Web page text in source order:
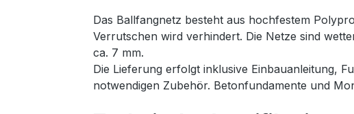
Das Ballfangnetz besteht aus hochfestem
Verrutschen wird verhindert. Die Netze sind
ca. 7 mm.
Die Lieferung erfolgt inklusive Einbauanleitung,
notwendigen Zubehör. Betonfundamente und